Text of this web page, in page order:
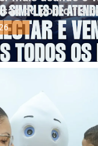
do ponto